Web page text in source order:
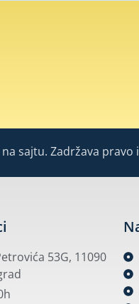
sajtu. Zadržava pravo
53G, 11090